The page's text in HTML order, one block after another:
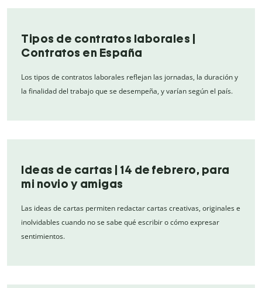
Tipos de contratos laborales |
Contratos en España
Los tipos de contratos laborales reflejan las jornadas, la duración y
la finalidad del trabajo que se desempeña, y varían según el país.
Ideas de cartas | 14 de febrero, para
mi novio y amigas
Las ideas de cartas permiten redactar cartas creativas, originales e
inolvidables cuando no se sabe qué escribir o cómo expresar
sentimientos.